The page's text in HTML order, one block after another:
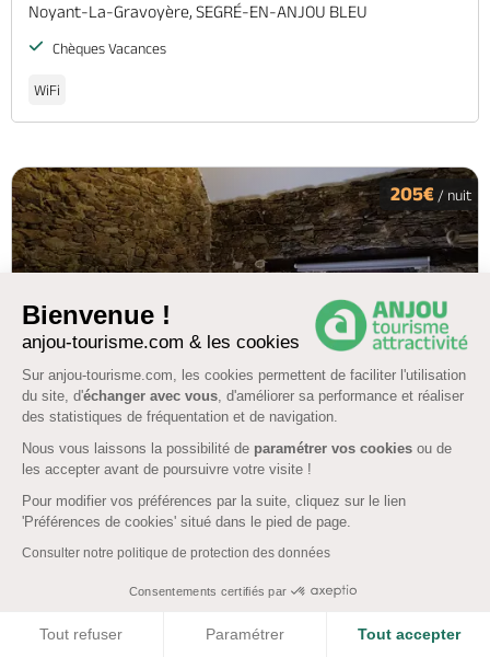
Bienvenue !
anjou-tourisme.com & les cookies
Sur anjou-tourisme.com, les cookies permettent de faciliter l'utilisation
du site, d'échanger avec vous, d'améliorer sa performance et réaliser
des statistiques de fréquentation et de navigation.
Nous vous laissons la possibilité de paramétrer vos cookies ou de
les accepter avant de poursuivre votre visite !
Pour modifier vos préférences par la suite, cliquez sur le lien
'Préférences de cookies' situé dans le pied de page.
Consulter notre politique de protection des données
Consentements certifiés par
Tout refuser Paramétrer Tout accepter
Noyant-La-Gravoyère, SEGRÉ-EN-ANJOU BLEU
Chèques Vacances
WiFi
5.5 km
205€ / nuit
Le gîte du Manoir de la Vieille Douve - Gala
4.9 (72)
Piscine couverte